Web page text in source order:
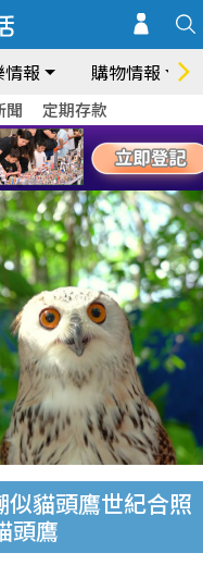
報 購物情報
聞 定期存款
貓頭鷹世紀合照
頭鷹